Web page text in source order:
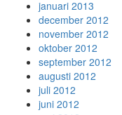
januari 2013
december 2012
november 2012
oktober 2012
september 2012
augusti 2012
juli 2012
juni 2012